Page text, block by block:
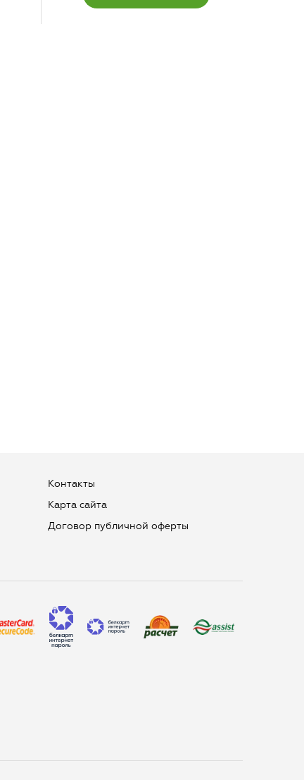
Контакты
Карта сайта
Договор публичной оферты